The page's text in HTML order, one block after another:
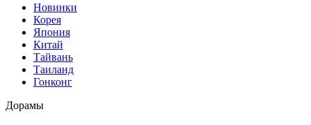
Новинки
Корея
Япония
Китай
Тайвань
Таиланд
Гонконг
Дорамы